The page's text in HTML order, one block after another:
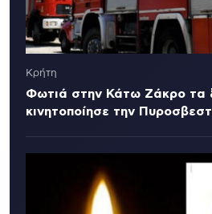
Κρήτη
Φωτιά στην Κάτω Ζάκρο τα
κινητοποίησε την